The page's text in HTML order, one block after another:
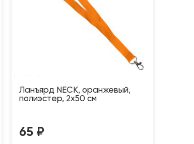
Ланъярд NECK, оранжевый,
полиэстер, 2х50 см
65 ₽